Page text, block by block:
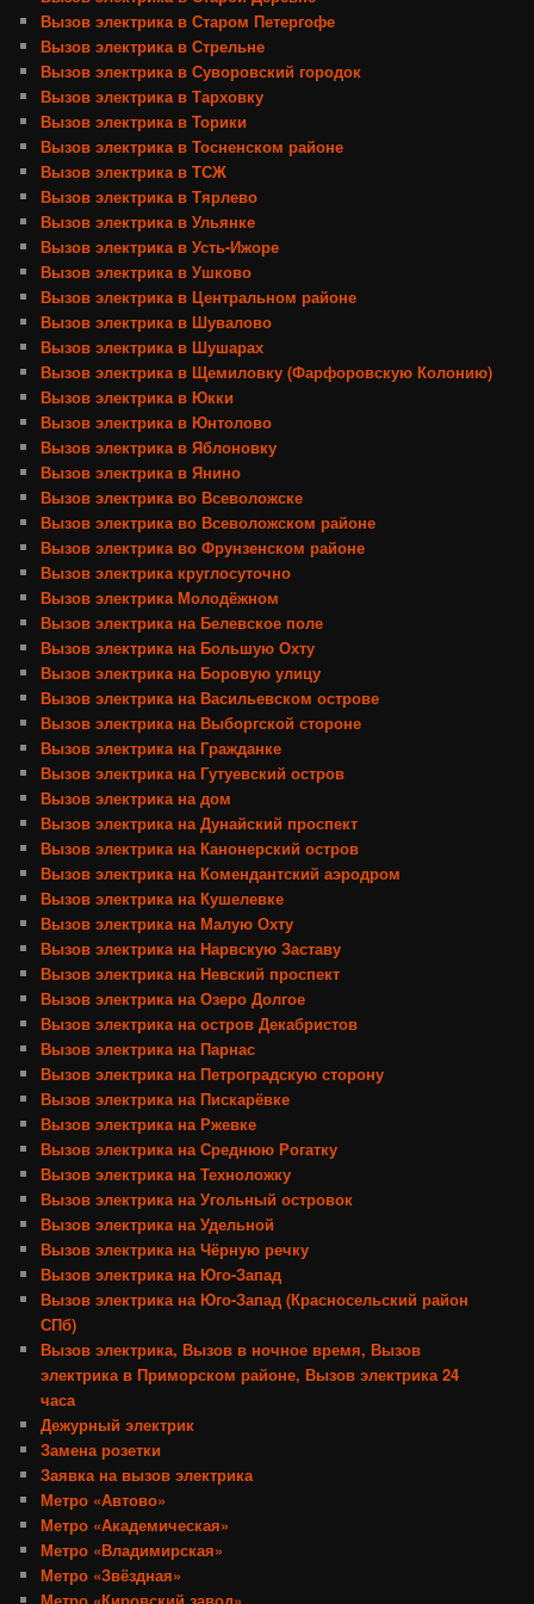
Вызов электрика в Старом Петергофе
Вызов электрика в Стрельне
Вызов электрика в Суворовский городок
Вызов электрика в Тарховку
Вызов электрика в Торики
Вызов электрика в Тосненском районе
Вызов электрика в ТСЖ
Вызов электрика в Тярлево
Вызов электрика в Ульянке
Вызов электрика в Усть-Ижоре
Вызов электрика в Ушково
Вызов электрика в Центральном районе
Вызов электрика в Шувалово
Вызов электрика в Шушарах
Вызов электрика в Щемиловку (Фарфоровскую Колонию)
Вызов электрика в Юкки
Вызов электрика в Юнтолово
Вызов электрика в Яблоновку
Вызов электрика в Янино
Вызов электрика во Всеволожске
Вызов электрика во Всеволожском районе
Вызов электрика во Фрунзенском районе
Вызов электрика круглосуточно
Вызов электрика Молодёжном
Вызов электрика на Белевское поле
Вызов электрика на Большую Охту
Вызов электрика на Боровую улицу
Вызов электрика на Васильевском острове
Вызов электрика на Выборгской стороне
Вызов электрика на Гражданке
Вызов электрика на Гутуевский остров
Вызов электрика на дом
Вызов электрика на Дунайский проспект
Вызов электрика на Канонерский остров
Вызов электрика на Комендантский аэродром
Вызов электрика на Кушелевке
Вызов электрика на Малую Охту
Вызов электрика на Нарвскую Заставу
Вызов электрика на Невский проспект
Вызов электрика на Озеро Долгое
Вызов электрика на остров Декабристов
Вызов электрика на Парнас
Вызов электрика на Петроградскую сторону
Вызов электрика на Пискарёвке
Вызов электрика на Ржевке
Вызов электрика на Среднюю Рогатку
Вызов электрика на Техноложку
Вызов электрика на Угольный островок
Вызов электрика на Удельной
Вызов электрика на Чёрную речку
Вызов электрика на Юго-Запад
Вызов электрика на Юго-Запад (Красносельский район
СПб)
Вызов электрика, Вызов в ночное время, Вызов
электрика в Приморском районе, Вызов электрика 24
часа
Дежурный электрик
Замена розетки
Заявка на вызов электрика
Метро «Автово»
Метро «Академическая»
Метро «Владимирская»
Метро «Звёздная»